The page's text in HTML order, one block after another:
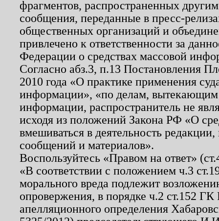
фрагментов, распространенных
сообщения, переданные в пресс-
общественных организаций и
привлечено к ответственности за
Федерации о средствах массовой
Согласно абз.3, п.13 Постановления
2010 года «О практике применения
информации», «по делам, вытекающим
информации, распространитель не
исходя из положений Закона РФ «О
вмешиваться в деятельность
сообщений и материалов».
Воспользуйтесь «Правом на ответ»
«В соответствии с положением ч.3
морального вреда подлежит
опровержения, в порядке ч.2 ст.152
апелляционного определения